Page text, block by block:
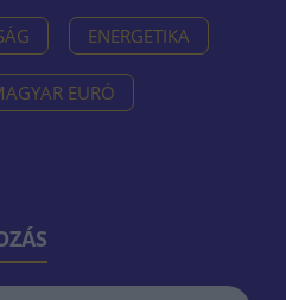
ENERGETIKA
EURÓ